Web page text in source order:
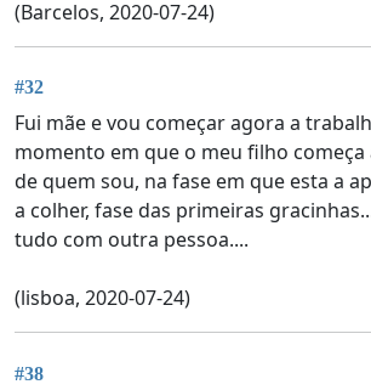
(Barcelos, 2020-07-24)
#32
Fui mãe e vou começar agora a
momento em que o meu filho começa
de quem sou, na fase em que esta a
a colher, fase das primeiras
tudo com outra pessoa....
(lisboa, 2020-07-24)
#38